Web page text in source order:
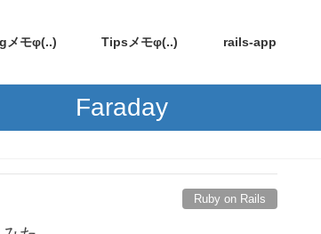
メモφ(..) Tipsメモφ(..) rails-app
Faraday
Ruby on Rails